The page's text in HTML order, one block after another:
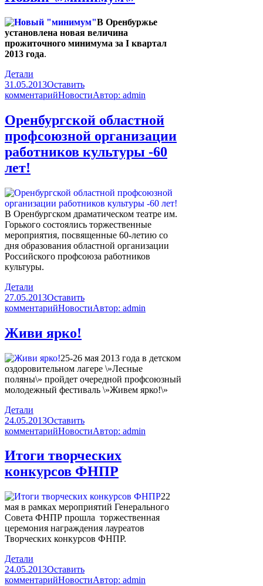
В Оренбуржье
установлена новая величина
прожиточного минимума за I квартал
2013 года.
Детали
31.05.2013Оставить
комментарийНовостиАвтор: admin
Оренбургской областной
профсоюзной организации
работников культуры -60
лет!
В Оренбургском драматическом театре им.
Горького состоялись торжественные
мероприятия, посвященные 60-летию со
дня образования областной организации
Российского профсоюза работников
культуры.
Детали
27.05.2013Оставить
комментарийНовостиАвтор: admin
Живи ярко!
25-26 мая 2013 года в детском
оздоровительном лагере \»Лесные
поляны\» пройдет очередной профсоюзный
молодежный фестиваль \»Живем ярко!\»
Детали
24.05.2013Оставить
комментарийНовостиАвтор: admin
Итоги творческих
конкурсов ФНПР
22
мая в рамках мероприятий Генерального
Совета ФНПР прошла торжественная
церемония награждения лауреатов
Творческих конкурсов ФНПР.
Детали
24.05.2013Оставить
комментарийНовостиАвтор: admin